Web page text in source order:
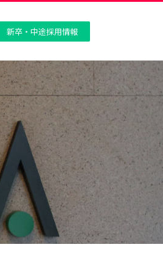
新卒・中途採用情報